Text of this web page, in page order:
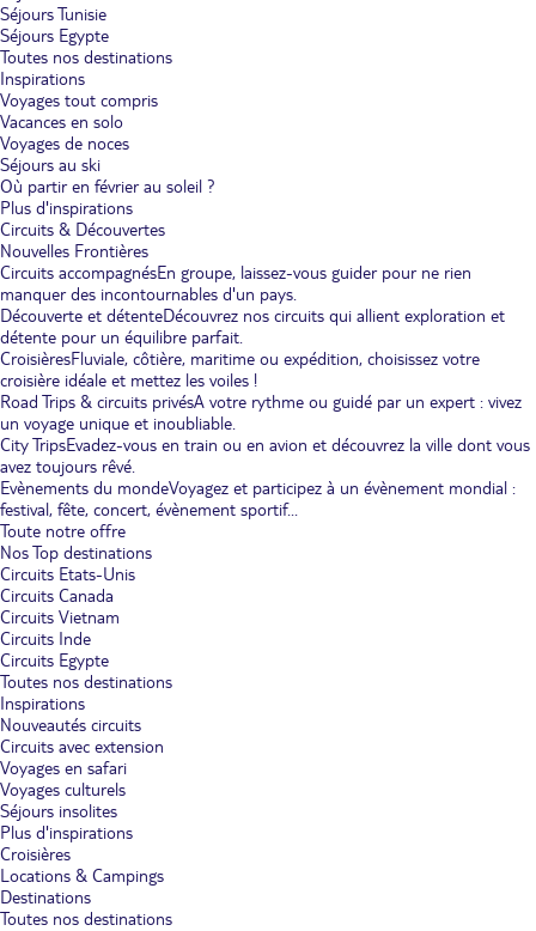
Séjours Tunisie
Séjours Egypte
Toutes nos destinations
Inspirations
Voyages tout compris
Vacances en solo
Voyages de noces
Séjours au ski
Où partir en février au soleil ?
Plus d'inspirations
Circuits & Découvertes
Nouvelles Frontières
Circuits accompagnésEn groupe, laissez-vous guider pour ne rien
manquer des incontournables d'un pays.
Découverte et détenteDécouvrez nos circuits qui allient exploration et
détente pour un équilibre parfait.
CroisièresFluviale, côtière, maritime ou expédition, choisissez votre
croisière idéale et mettez les voiles !
Road Trips & circuits privésA votre rythme ou guidé par un expert : vivez
un voyage unique et inoubliable.
City TripsEvadez-vous en train ou en avion et découvrez la ville dont vous
avez toujours rêvé.
Evènements du mondeVoyagez et participez à un évènement mondial :
festival, fête, concert, évènement sportif...
Toute notre offre
Nos Top destinations
Circuits Etats-Unis
Circuits Canada
Circuits Vietnam
Circuits Inde
Circuits Egypte
Toutes nos destinations
Inspirations
Nouveautés circuits
Circuits avec extension
Voyages en safari
Voyages culturels
Séjours insolites
Plus d'inspirations
Croisières
Locations & Campings
Destinations
Toutes nos destinations